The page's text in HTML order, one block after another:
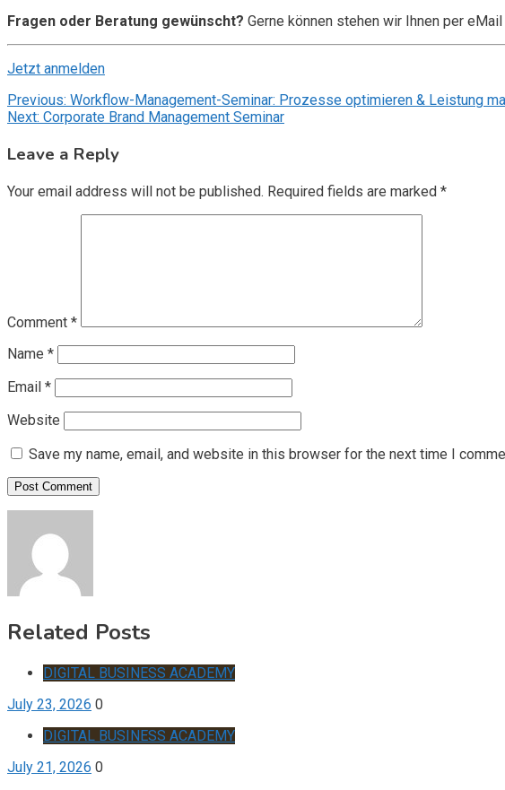
Fragen oder Beratung gewünscht? Gerne können stehen wir Ihnen per eMail
Jetzt anmelden
Post
navigation
Previous: Workflow-Management-Seminar: Prozesse optimieren & Leistung
Next: Corporate Brand Management Seminar
Leave a Reply
Your email address will not be published. Required fields are marked *
Comment *
Name *
Email *
Website
Save my name, email, and website in this browser for the next time I
Related Posts
DIGITAL BUSINESS ACADEMY
July 23, 2026 0
DIGITAL BUSINESS ACADEMY
July 21, 2026 0